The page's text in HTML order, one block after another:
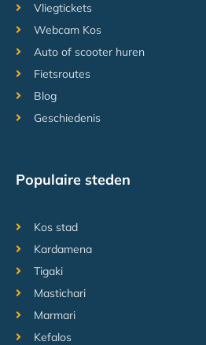
Vliegtickets
Webcam Kos
Auto of scooter huren
Fietsroutes
Blog
Geschiedenis
Populaire steden
Kos stad
Kardamena
Tigaki
Mastichari
Marmari
Kefalos